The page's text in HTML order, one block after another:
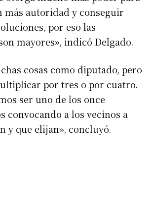
más autoridad y conseguir
por eso las
mayores», indicó Delgado.
cosas como diputado, pero
por tres o por cuatro.
ser uno de los once
convocando a los vecinos a
y que elijan», concluyó.